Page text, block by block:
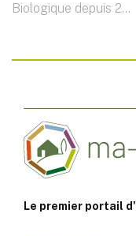
Biologique depuis 2...
Le premier portail